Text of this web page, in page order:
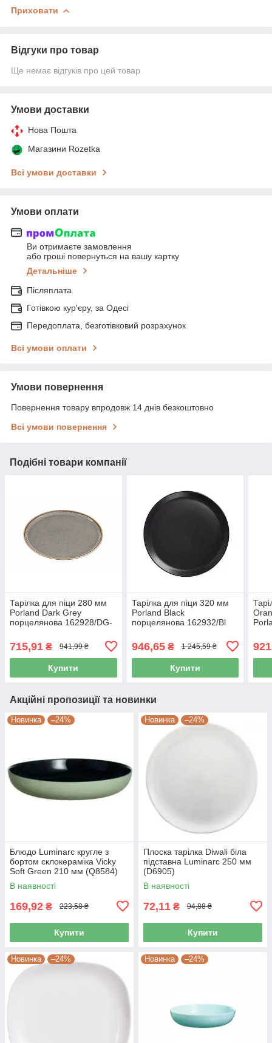
Приховати
Відгуки про товар
Ще немає відгуків про цей товар
Умови доставки
Нова Пошта
Магазини Rozetka
Всі умови доставки
Умови оплати
Ви отримаєте замовлення
або гроші повернуться на вашу картку
Детальніше
Післяплата
Готівкою кур'єру, за Одесі
Передоплата, безготівковий розрахунок
Всі умови оплати
Умови повернення
Повернення товару впродовж 14 днів безкоштовно
Всі умови повернення
Подібні товари компанії
Тарілка для піци 280 мм
Porland Dark Grey
порцелянова 162928/DG-
715,91 ₴ 941,99 ₴
Купити
Тарілка для піци 320 мм
Porland Black
порцелянова 162932/Bl
946,65₴ 1 245,59 ₴
Купити
Акційні пропозиції та новинки
Новинка –24%
Блюдо Luminarc кругле з
бортом склокераміка Vicky
Soft Green 210 мм (Q8584)
В наявності
169,92 ₴ 223,58 ₴
Купити
Новинка –24%
Плоска тарілка Diwali біла
підставна Luminarc 250 мм
(D6905)
В наявності
72,11 ₴ 94,88 ₴
Купити
Новинка –24% Новинка –24%